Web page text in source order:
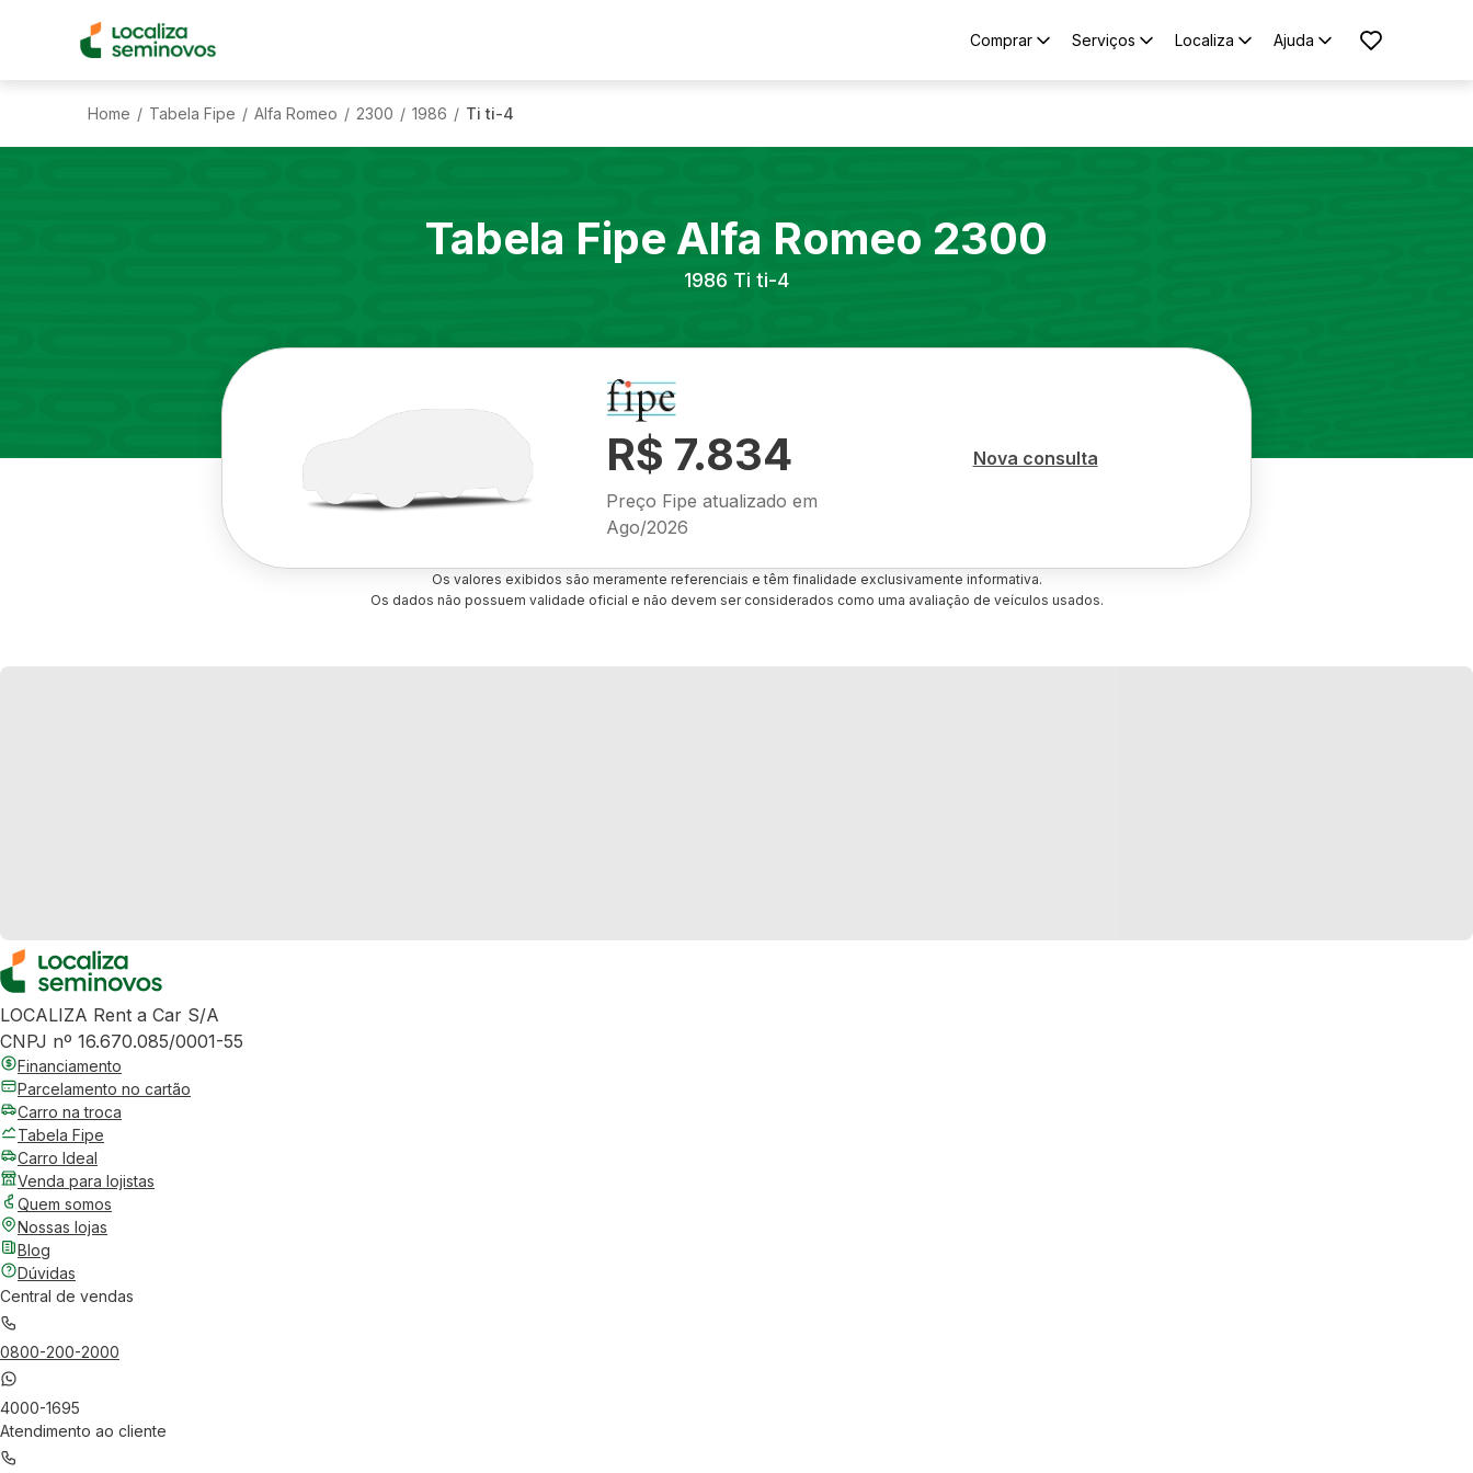
Comprar Serviços Localiza Ajuda
Home / Tabela Fipe / Alfa Romeo / 2300 / 1986 / Ti ti-4
Tabela Fipe Alfa Romeo 2300
1986 Ti ti-4
R$ 7.834
Preço Fipe atualizado em
Ago/2026
Nova consulta
Os valores exibidos são meramente referenciais e têm finalidade exclusivamente informativa.
Os dados não possuem validade oficial e não devem ser considerados como uma avaliação de veículos usados.
LOCALIZA Rent a Car S/A
CNPJ nº 16.670.085/0001-55
Financiamento
Parcelamento no cartão
Carro na troca
Tabela Fipe
Carro Ideal
Venda para lojistas
Quem somos
Nossas lojas
Blog
Dúvidas
Central de vendas
0800-200-2000
4000-1695
Atendimento ao cliente